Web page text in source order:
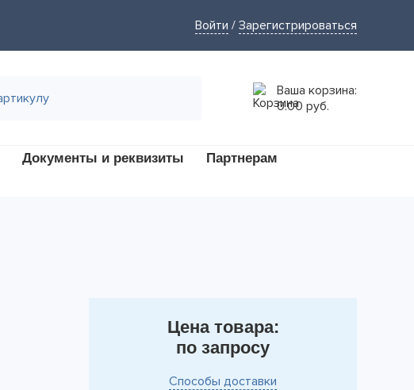
Войти / Зарегистрироваться
Ваша корзина:
0.00 руб.
Документы и реквизиты
Партнерам
Цена товара:
по запросу
Способы доставки